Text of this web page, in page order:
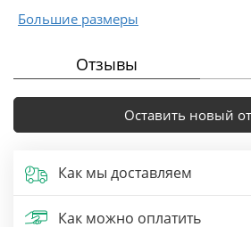
Большие размеры
Отзывы
Оставить новый
Как мы доставляем
Как можно оплатить